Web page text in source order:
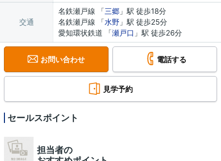
交通
名鉄瀬戸線 「三郷 」駅 徒歩18分
名鉄瀬戸線 「水野 」駅 徒歩25分
愛知環状鉄道 「瀬戸口 」駅 徒歩26分
お問い合わせ 電話する
見学予約
セールスポイント
担当者の